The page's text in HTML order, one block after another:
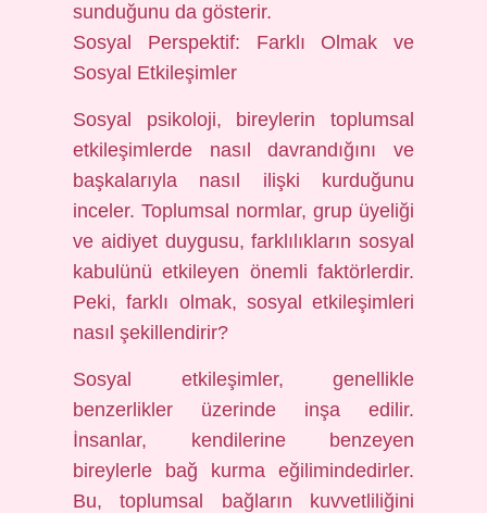
sunduğunu da gösterir.
Sosyal Perspektif: Farklı Olmak ve
Sosyal Etkileşimler
Sosyal psikoloji, bireylerin toplumsal
etkileşimlerde nasıl davrandığını ve
başkalarıyla nasıl ilişki kurduğunu
inceler. Toplumsal normlar, grup üyeliği
ve aidiyet duygusu, farklılıkların sosyal
kabulünü etkileyen önemli faktörlerdir.
Peki, farklı olmak, sosyal etkileşimleri
nasıl şekillendirir?
Sosyal etkileşimler, genellikle
benzerlikler üzerinde inşa edilir.
İnsanlar, kendilerine benzeyen
bireylerle bağ kurma eğilimindedirler.
Bu, toplumsal bağların kuvvetliliğini